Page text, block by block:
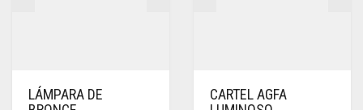
LÁMPARA DE
CARTEL AGFA